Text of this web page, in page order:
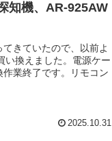
知機、AR-925AW
きていたので、以前よ
い換えました。電源ケー
業終了です。リモコン
2025.10.31